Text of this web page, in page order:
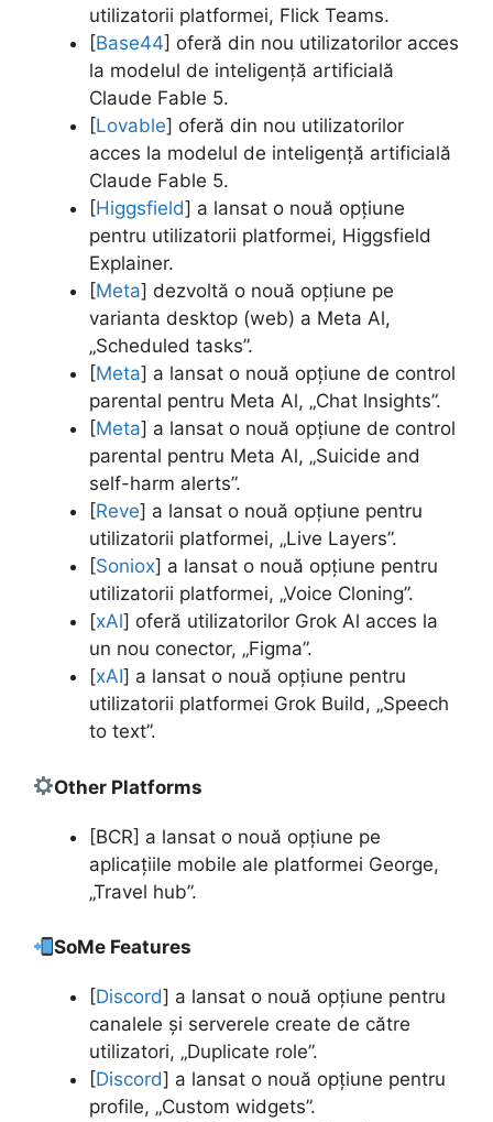
utilizatorii platformei, Flick Teams.
[Base44] oferă din nou utilizatorilor acces
la modelul de inteligență artificială
Claude Fable 5.
[Lovable] oferă din nou utilizatorilor
acces la modelul de inteligență artificială
Claude Fable 5.
[Higgsfield] a lansat o nouă opțiune
pentru utilizatorii platformei, Higgsfield
Explainer.
[Meta] dezvoltă o nouă opțiune pe
varianta desktop (web) a Meta Al,
„Scheduled tasks”.
[Meta] a lansat o nouă opțiune de control
parental pentru Meta Al, „Chat lnsights”.
[Meta] a lansat o nouă opțiune de control
parental pentru Meta Al, „Suicide and
self-harm alerts”.
[Reve] a lansat o nouă opțiune pentru
utilizatorii platformei, „Live Layers”.
[Soniox] a lansat o nouă opțiune pentru
utilizatorii platformei, „Voice Cloning”.
[xAl] oferă utilizatorilor Grok Al acces la
un nou conector, „Figma”.
[xAI] a lansat o nouă opțiune pentru
utilizatorii platformei Grok Build, „Speech
to text”.
Other Platforms
[BCR] a lansat o nouă opțiune pe
aplicațiile mobile ale platformei George,
„Travel hub”.
SoMe Features
[Discord] a lansat o nouă opțiune pentru
canalele și serverele create de către
utilizatori, „Duplicate role”.
[Discord] a lansat o nouă opțiune pentru
profile, „Custom widgets”.